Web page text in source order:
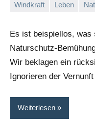
Windkraft Leben
Es ist beispiellos,
Naturschutz-
Wir beklagen ein
Ignorieren der
Weiterlesen